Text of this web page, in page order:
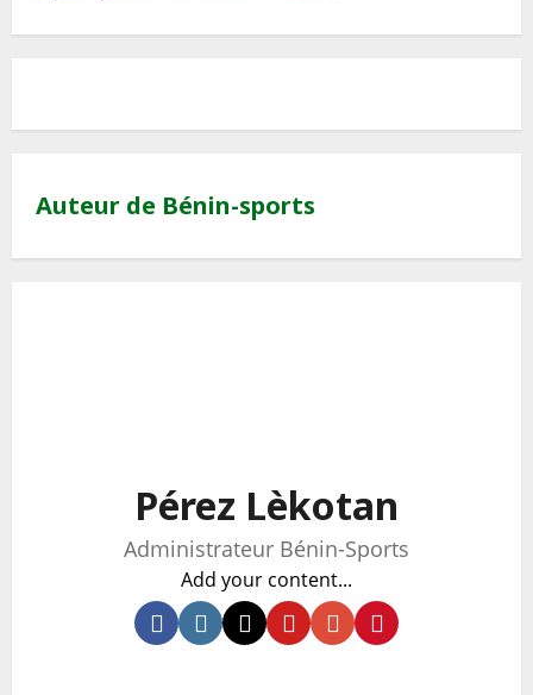
Auteur de Bénin-sports
Pérez Lèkotan
Administrateur Bénin-Sports
Add your content...